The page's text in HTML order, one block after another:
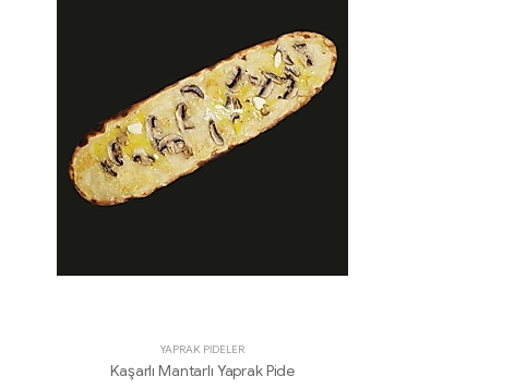
YAPRAK PİDELER
Kaşarlı Mantarlı Yaprak Pide